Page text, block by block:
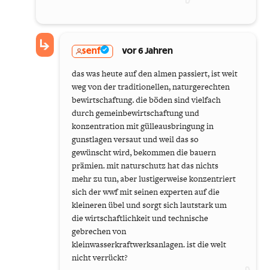
senf vor 6 Jahren
das was heute auf den almen passiert, ist weit
weg von der traditionellen, naturgerechten
bewirtschaftung. die böden sind vielfach
durch gemeinbewirtschaftung und
konzentration mit gülleausbringung in
gunstlagen versaut und weil das so
gewünscht wird, bekommen die bauern
prämien. mit naturschutz hat das nichts
mehr zu tun, aber lustigerweise konzentriert
sich der wwf mit seinen experten auf die
kleineren übel und sorgt sich lautstark um
die wirtschaftlichkeit und technische
gebrechen von
kleinwasserkraftwerksanlagen. ist die welt
nicht verrückt?